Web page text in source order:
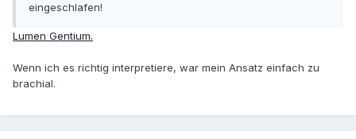
eingeschlafen!
Lumen Gentium.
Wenn ich es richtig interpretiere, war mein Ansatz einfach zu
brachial.